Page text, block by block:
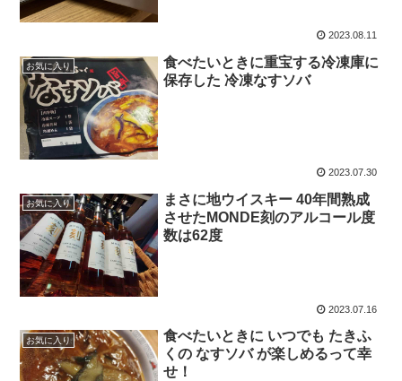
2023.08.11
お気に入り
食べたいときに重宝する冷凍庫に
保存した 冷凍なすソバ
2023.07.30
お気に入り
まさに地ウイスキー 40年間熟成
させたMONDE刻のアルコール度
数は62度
2023.07.16
お気に入り
食べたいときに いつでも たきふ
くの なすソバ が楽しめるって幸
せ！